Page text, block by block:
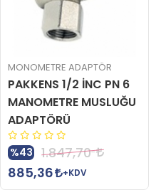
MONOMETRE ADAPTÖR
PAKKENS 1/2 İNC PN 6
MANOMETRE MUSLUĞU
ADAPTÖRÜ
%43
1.847,70
885,36
+KDV